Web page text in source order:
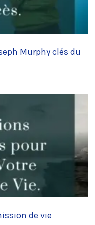
Murphy clés du
de vie